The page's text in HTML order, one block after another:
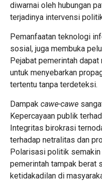
diwarnai oleh hubungan
terjadinya intervensi
Pemanfaatan teknologi
sosial, juga membuka
Pejabat pemerintah
untuk menyebarkan
tertentu tanpa terdeteksi.
Dampak cawe-cawe
Kepercayaan publik
Integritas birokrasi
terhadap netralitas dan
Polarisasi politik
pemerintah tampak berat
ketidakadilan di